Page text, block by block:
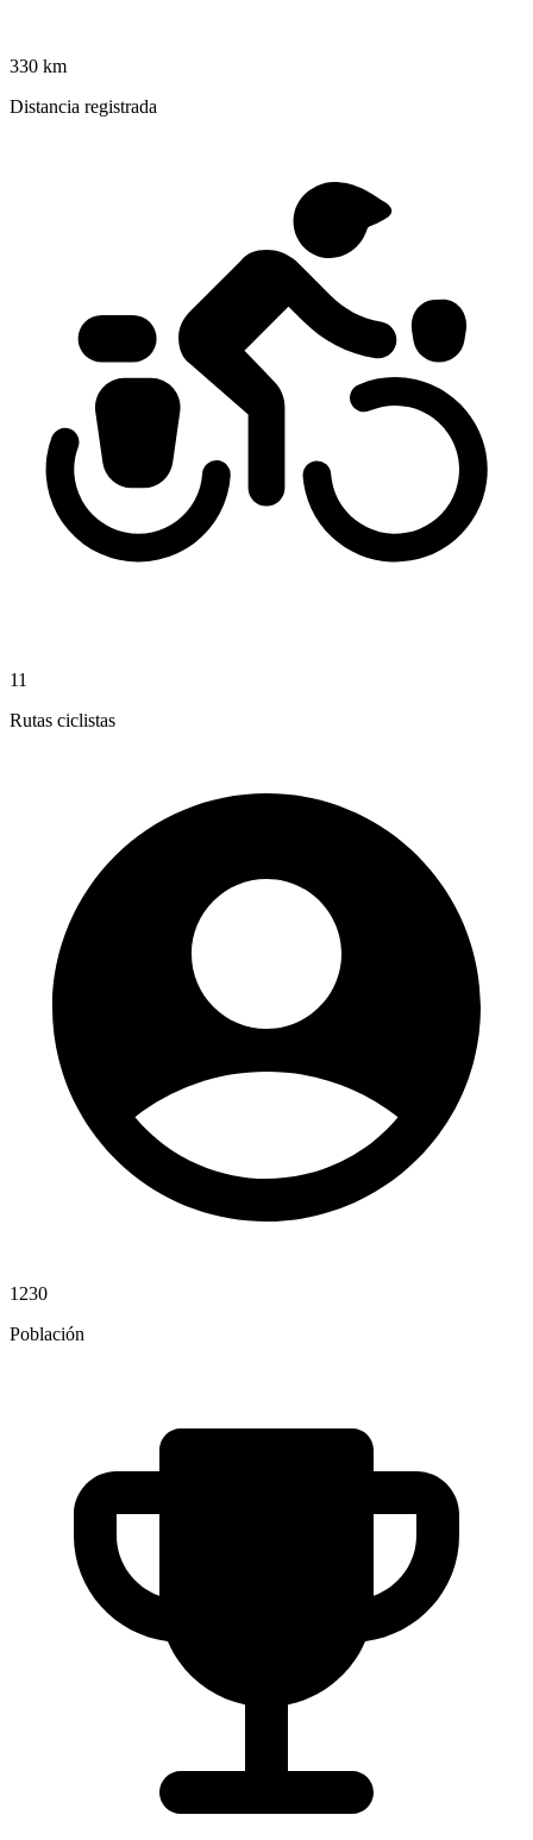
330 km
Distancia registrada
11
Rutas ciclistas
1230
Población